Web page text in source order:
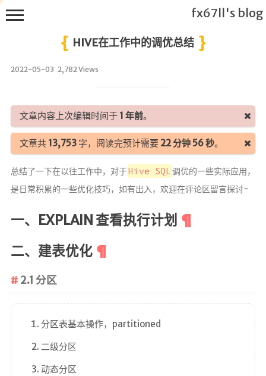
HIVE在工作中的调优总结
2022-05-03 2,782 Views
文章内容上次编辑时间于 1 年前。
文章共 13,753字，阅读完预计需要 22 分钟 56 秒。
总结了一下在以往工作中，对于Hive SQL调优的一些实际应用，
是日常积累的一些优化技巧，如有出入，欢迎在评论区留言探讨~
一、EXPLAIN 查看执行计划
二、建表优化
2.1 分区
分区表基本操作，partitioned
二级分区
动态分区
fx67ll's blog
l's
首页